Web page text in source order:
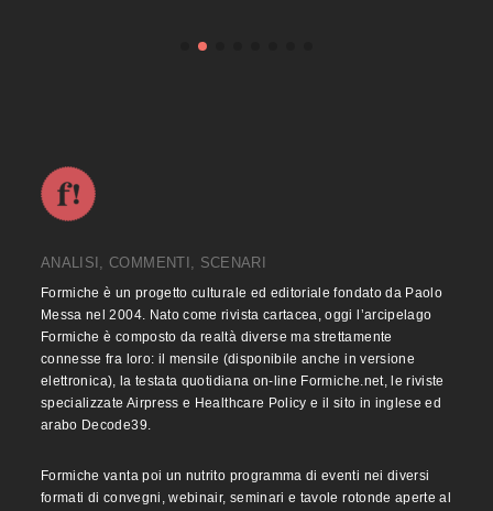
ANALISI, COMMENTI, SCENARI
Formiche è un progetto culturale ed editoriale fondato da Paolo
Messa nel 2004. Nato come rivista cartacea, oggi l’arcipelago
Formiche è composto da realtà diverse ma strettamente
connesse fra loro: il mensile (disponibile anche in versione
elettronica), la testata quotidiana on-line Formiche.net, le riviste
specializzate Airpress e Healthcare Policy e il sito in inglese ed
arabo Decode39.
Formiche vanta poi un nutrito programma di eventi nei diversi
formati di convegni, webinair, seminari e tavole rotonde aperte al